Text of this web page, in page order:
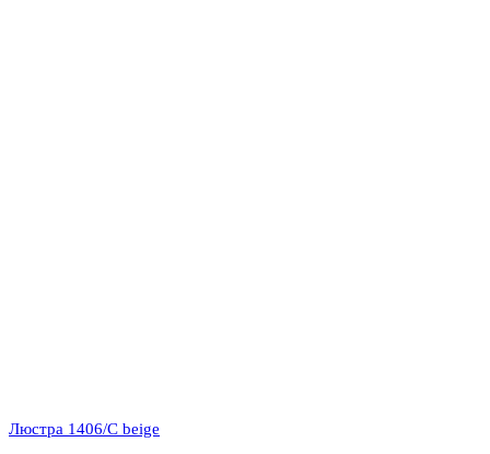
Люстра 1406/C beige